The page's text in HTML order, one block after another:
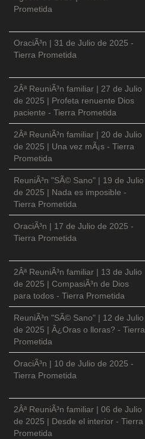
Prometida
OraciÃ³n | 31 de Julio de 2025 -
Tierra Prometida
2Âª ReuniÃ³n familiar | 27 de Julio
de 2025 | Profeta renuente Dios
paciente - Tierra Prometida
2Âª ReuniÃ³n familiar | 20 de Julio
de 2025 | Una vez mÃ¡s - Tierra
Prometida
ReuniÃ³n "SÃ© Sano" | 19 de Julio
de 2025 | Nada es imposible -
Tierra Prometida
OraciÃ³n | 17 de Julio de 2025 -
Tierra Prometida
2Âª ReuniÃ³n familiar | 13 de Julio
de 2025 | CompasiÃ³n de Dios
para todos - Tierra Prometida
ReuniÃ³n "SÃ© Sano" | 12 de Julio
de 2025 | Â¿Oras o lloras? - Tierra
Prometida
OraciÃ³n | 10 de Julio de 2025 -
Tierra Prometida
2Âª ReuniÃ³n familiar | 06 de Julio
de 2025 | Desde el interior - Tierra
Prometida